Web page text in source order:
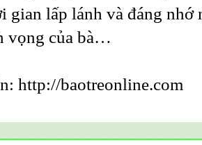
gian lấp lánh và đáng
vọng của bà…
http://baotreonline.com